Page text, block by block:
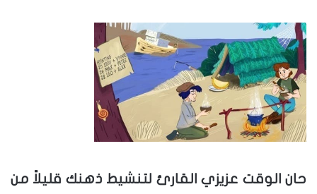
حان الوقت عزيزي القارئ لتنشيط ذهنك قليلاً من